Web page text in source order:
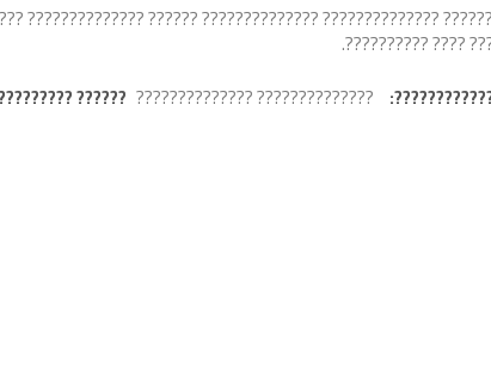
?????????????? ?????????????? ??????
???? ????????
??????????
?????????????? ??????????????